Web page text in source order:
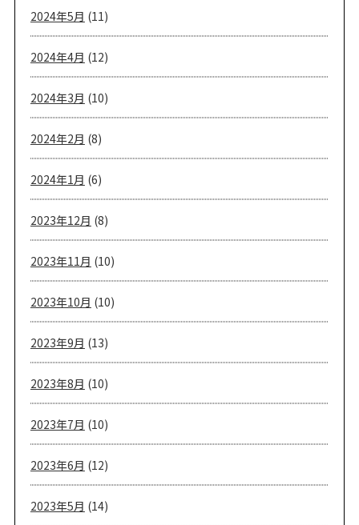
2024年5月 (11)
2024年4月 (12)
2024年3月 (10)
2024年2月 (8)
2024年1月 (6)
2023年12月 (8)
2023年11月 (10)
2023年10月 (10)
2023年9月 (13)
2023年8月 (10)
2023年7月 (10)
2023年6月 (12)
2023年5月 (14)